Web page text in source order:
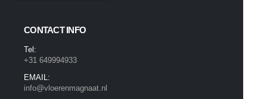
CONTACT INFO
Tel:
+31 649994933
EMAIL:
info@vloerenmagnaat.nl